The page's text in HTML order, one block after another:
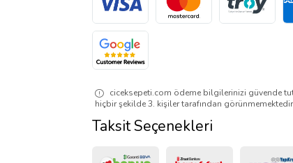
ciceksepeti.com ödeme bilgilerinizi güvende
hiçbir şekilde 3. kişiler tarafından
Taksit Seçenekleri